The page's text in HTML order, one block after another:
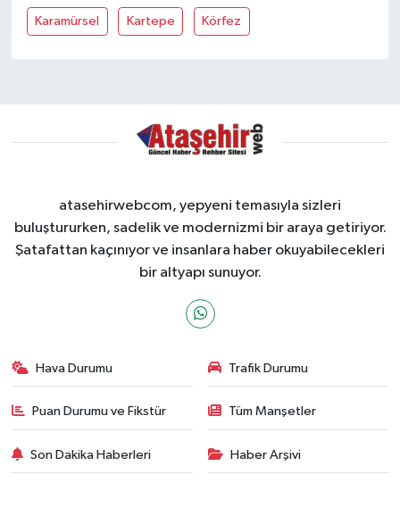
Karamürsel Kartepe Körfez
atasehirwebcom, yepyeni temasıyla sizleri
buluştururken, sadelik ve modernizmi bir araya getiriyor.
Şatafattan kaçınıyor ve insanlara haber okuyabilecekleri
bir altyapı sunuyor.
Hava Durumu Trafik Durumu
Puan Durumu ve Fikstür Tüm Manşetler
Son Dakika Haberleri Haber Arşivi